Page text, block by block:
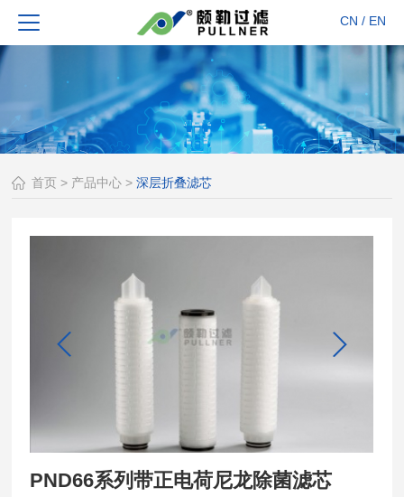
CN / EN
首页 > 产品中心 >深层折叠滤芯
PND66系列带正电荷尼龙除菌滤芯